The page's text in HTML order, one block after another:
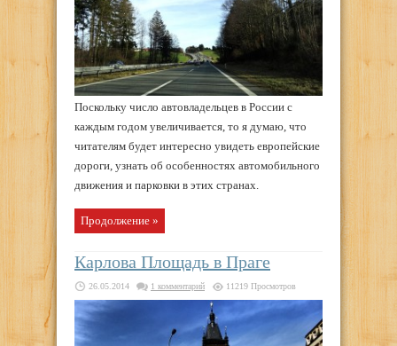
Поскольку число автовладельцев в России с
каждым годом увеличивается, то я думаю, что
читателям будет интересно увидеть европейские
дороги, узнать об особенностях автомобильного
движения и парковки в этих странах.
Продолжение »
Карлова Площадь в Праге
26.05.2014 1 комментарий 11219 Просмотров